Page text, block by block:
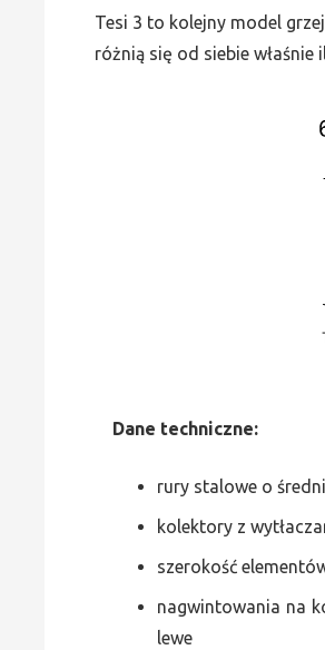
Tesi 3 to kolejny model
różnią się od siebie właśnie
Dane techniczne:
rury stalowe o
kolektory z
szerokość
nagwintowania na
lewe